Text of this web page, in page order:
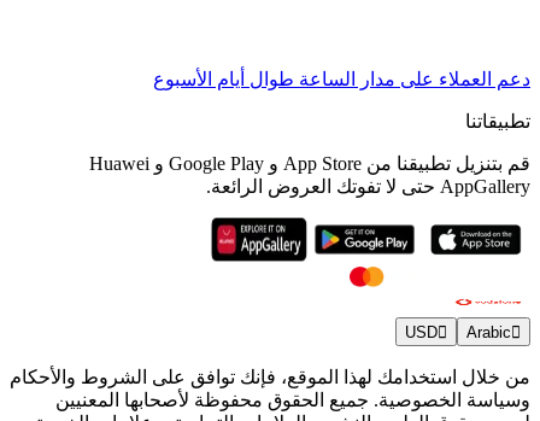
دعم العملاء على مدار الساعة طوال أيام الأسبوع
تطبيقاتنا
قم بتنزيل تطبيقنا من App Store و Google Play و Huawei
AppGallery حتى لا تفوتك العروض الرائعة.
Arabic
USD
من خلال استخدامك لهذا الموقع، فإنك توافق على الشروط والأحكام
وسياسة الخصوصية. جميع الحقوق محفوظة لأصحابها المعنيين